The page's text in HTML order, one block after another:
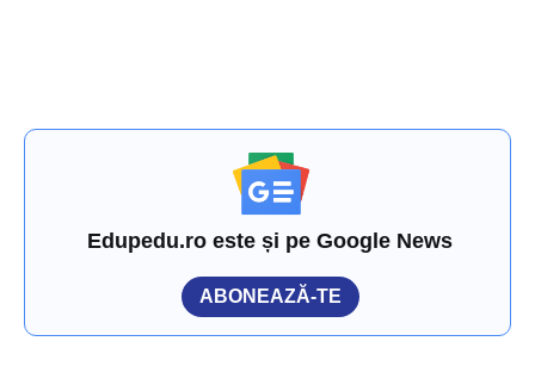
Edupedu.ro este și pe Google News
ABONEAZĂ-TE